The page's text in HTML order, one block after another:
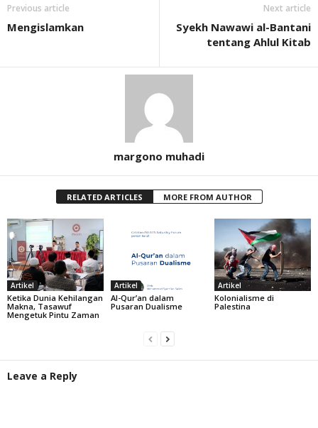
Previous article
Mengislamkan
Next article
Syekh Nawawi al-Bantani
tentang Ahlul Kitab
margono muhadi
RELATED ARTICLES MORE FROM AUTHOR
Artikel
Ketika Dunia Kehilangan
Makna, Tasawuf
Mengetuk Pintu Zaman
Artikel
Al-Qur’an dalam
Pusaran Dualisme
Artikel
Kolonialisme di
Palestina
Leave a Reply